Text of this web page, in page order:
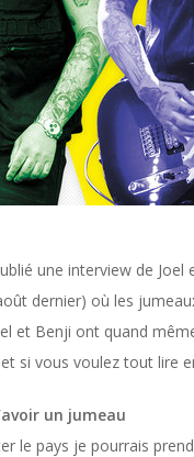
une interview de
dernier) où les
et Benji ont quand
si vous voulez tout lire
un jumeau
le pays je pourrais